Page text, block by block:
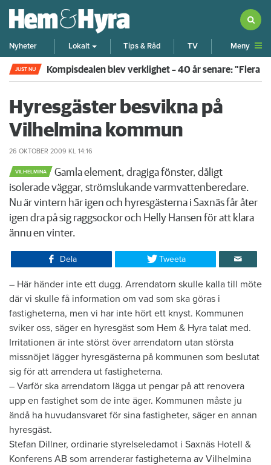
Nyheter Lokalt Tips & Råd TV Meny
JUST NU Kompisdealen blev verklighet – 40 år senare: "Flera
Hyresgäster besvikna på
Vilhelmina kommun
26 OKTOBER 2009 KL 14:16
VILHELMINA
Gamla element, dragiga fönster, dåligt
isolerade väggar, strömslukande varmvattenberedare.
Nu är vintern här igen och hyresgästerna i Saxnäs får åter
igen dra på sig raggsockor och Helly Hansen för att klara
ännu en vinter.​
Dela Tweeta
​– Här händer inte ett dugg. Arrendatorn skulle kalla till möte
där vi skulle få information om vad som ska göras i
fastigheterna, men vi har inte hört ett knyst. Kommunen
sviker oss, säger en hyresgäst som Hem & Hyra talat med.
Irritationen är inte störst över arrendatorn utan största
missnöjet lägger hyresgästerna på kommunen som beslutat
sig för att arrendera ut fastigheterna.
– Varför ska arrendatorn lägga ut pengar på att renovera
upp en fastighet som de inte äger. Kommunen måste ju
ändå ha huvudansvaret för sina fastigheter, säger en annan
hyresgäst.
Stefan Dillner, ordinarie styrelseledamot i Saxnäs Hotell &
Konferens AB som arrenderar fastigheterna av Vilhelmina